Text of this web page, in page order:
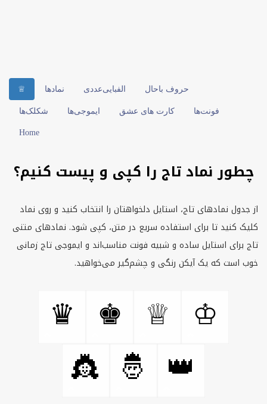
♕ نمادها الفبایی‌عددی حروف باحال
شکلک‌ها ایموجی‌ها کارت های عشق فونت‌ها
Home
چطور نماد تاج را کپی و پیست کنیم؟
از جدول نمادهای تاج، استایل دلخواهتان را انتخاب کنید و روی نماد
کلیک کنید تا برای استفاده سریع در متن، کپی شود. نمادهای متنی
تاج برای استایل ساده و شبیه فونت مناسب‌اند و ایموجی تاج زمانی
خوب است که یک آیکن رنگی و چشم‌گیر می‌خواهید.
♔
♕
♚
♛
👑
🤴
👸